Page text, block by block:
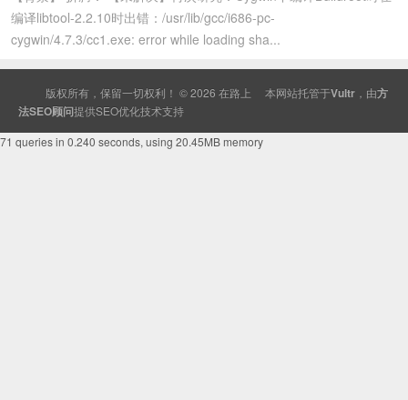
编译libtool-2.2.10时出错：/usr/lib/gcc/i686-pc-
cygwin/4.7.3/cc1.exe: error while loading sha...
版权所有，保留一切权利！ © 2026 在路上 本网站托管于Vultr ，由方
法SEO顾问提供SEO优化技术支持
71 queries in 0.240 seconds, using 20.45MB memory